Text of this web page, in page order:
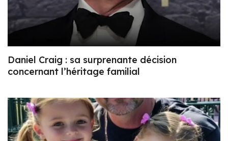
Daniel Craig : sa surprenante décision
concernant l’héritage familial